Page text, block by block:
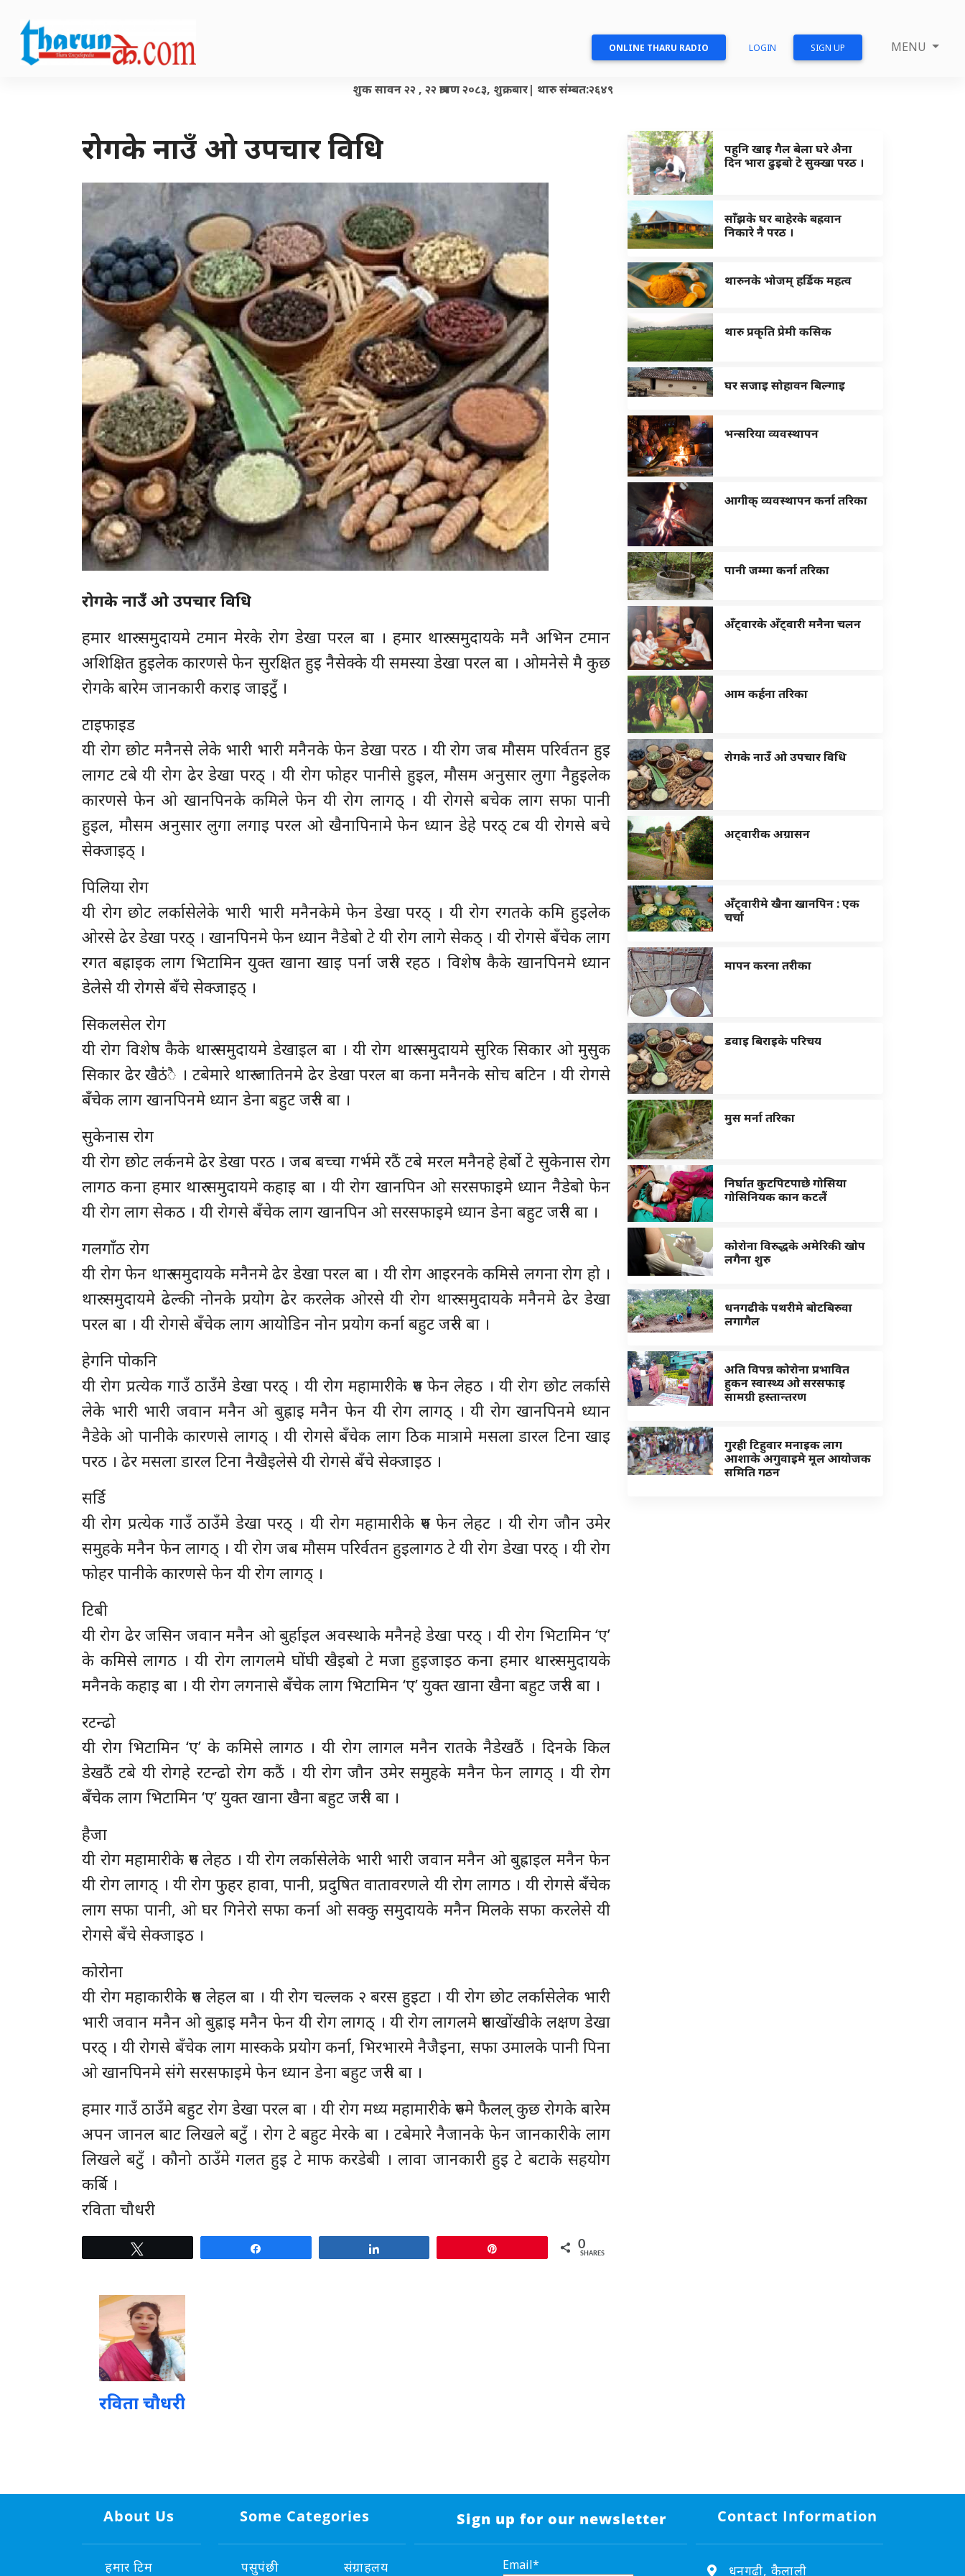
ONLINE THARU RADIO LOGIN SIGN UP MENU
शुक सावन २२ , २२ श्रावण २०८३, शुक्रबार| थारु संम्बत:२६४९
रोगके नाउँ ओ उपचार विधि
रोगके नाउँ ओ उपचार विधि
हमार थारु समुदायमे टमान मेरके रोग डेखा परल बा । हमार थारु समुदायके मनै अभिन टमान
अशिक्षित हुइलेक कारणसे फेन सुरक्षित हुइ नैसेक्के यी समस्या डेखा परल बा । ओमनेसे मै कुछ
रोगके बारेम जानकारी कराइ जाइटुँ ।
टाइफाइड
यी रोग छोट मनैनसे लेके भारी भारी मनैनके फेन डेखा परठ । यी रोग जब मौसम परिर्वतन हुइ
लागट टबे यी रोग ढेर डेखा परठ् । यी रोग फोहर पानीसे हुइल, मौसम अनुसार लुगा नैहुइलेक
कारणसे फेन ओ खानपिनके कमिले फेन यी रोग लागठ् । यी रोगसे बचेक लाग सफा पानी
हुइल, मौसम अनुसार लुगा लगाइ परल ओ खैनापिनामे फेन ध्यान डेहे परठ् टब यी रोगसे बचे
सेक्जाइठ् ।
पिलिया रोग
यी रोग छोट लर्कासेलेके भारी भारी मनैनकेमे फेन डेखा परठ् । यी रोग रगतके कमि हुइलेक
ओरसे ढेर डेखा परठ् । खानपिनमे फेन ध्यान नैडेबो टे यी रोग लागे सेकठ् । यी रोगसे बँचेक लाग
रगत बह्राइक लाग भिटामिन युक्त खाना खाइ पर्ना जरुरी रहठ । विशेष कैके खानपिनमे ध्यान
डेलेसे यी रोगसे बँचे सेक्जाइठ् ।
सिकलसेल रोग
यी रोग विशेष कैके थारु समुदायमे डेखाइल बा । यी रोग थारु समुदायमे सुरिक सिकार ओ मुसुक
सिकार ढेर खैठंै । टबेमारे थारु जातिनमे ढेर डेखा परल बा कना मनैनके सोच बटिन । यी रोगसे
बँचेक लाग खानपिनमे ध्यान डेना बहुट जरुरी बा ।
सुकेनास रोग
यी रोग छोट लर्कनमे ढेर डेखा परठ । जब बच्चा गर्भमे रठैं टबे मरल मनैनहे हेर्बो टे सुकेनास रोग
लागठ कना हमार थारु समुदायमे कहाइ बा । यी रोग खानपिन ओ सरसफाइमे ध्यान नैडेबो फेन
यी रोग लाग सेकठ । यी रोगसे बँचेक लाग खानपिन ओ सरसफाइमे ध्यान डेना बहुट जरुरी बा ।
गलगाँठ रोग
यी रोग फेन थारु समुदायके मनैनमे ढेर डेखा परल बा । यी रोग आइरनके कमिसे लगना रोग हो ।
थारु समुदायमे ढेल्की नोनके प्रयोग ढेर करलेक ओरसे यी रोग थारु समुदायके मनैनमे ढेर डेखा
परल बा । यी रोगसे बँचेक लाग आयोडिन नोन प्रयोग कर्ना बहुट जरुरी बा ।
हेगनि पोकनि
यी रोग प्रत्येक गाउँ ठाउँमे डेखा परठ् । यी रोग महामारीके रुप फेन लेहठ । यी रोग छोट लर्कासे
लेके भारी भारी जवान मनैन ओ बुह्राइ मनैन फेन यी रोग लागठ् । यी रोग खानपिनमे ध्यान
नैडेके ओ पानीके कारणसे लागठ् । यी रोगसे बँचेक लाग ठिक मात्रामे मसला डारल टिना खाइ
परठ । ढेर मसला डारल टिना नैखैइलेसे यी रोगसे बँचे सेक्जाइठ ।
सर्डि
यी रोग प्रत्येक गाउँ ठाउँमे डेखा परठ् । यी रोग महामारीके रुप फेन लेहट । यी रोग जौन उमेर
समुहके मनैन फेन लागठ् । यी रोग जब मौसम परिर्वतन हुइलागठ टे यी रोग डेखा परठ् । यी रोग
फोहर पानीके कारणसे फेन यी रोग लागठ् ।
टिबी
यी रोग ढेर जसिन जवान मनैन ओ बुर्हाइल अवस्थाके मनैनहे डेखा परठ् । यी रोग भिटामिन ‘ए’
के कमिसे लागठ । यी रोग लागलमे घोंघी खैइबो टे मजा हुइजाइठ कना हमार थारु समुदायके
मनैनके कहाइ बा । यी रोग लगनासे बँचेक लाग भिटामिन ‘ए’ युक्त खाना खैना बहुट जरुरी बा ।
रटन्ढो
यी रोग भिटामिन ‘ए’ के कमिसे लागठ । यी रोग लागल मनैन रातके नैडेखठैं । दिनके किल
डेखठैं टबे यी रोगहे रटन्ढो रोग कठैं । यी रोग जौन उमेर समुहके मनैन फेन लागठ् । यी रोग
बँचेक लाग भिटामिन ‘ए’ युक्त खाना खैना बहुट जरुरी बा ।
हैजा
यी रोग महामारीके रुप लेहठ । यी रोग लर्कासेलेके भारी भारी जवान मनैन ओ बुह्राइल मनैन फेन
यी रोग लागठ् । यी रोग फुहर हावा, पानी, प्रदुषित वातावरणले यी रोग लागठ । यी रोगसे बँचेक
लाग सफा पानी, ओ घर गिनेरो सफा कर्ना ओ सक्कु समुदायके मनैन मिलके सफा करलेसे यी
रोगसे बँचे सेक्जाइठ ।
कोरोना
यी रोग महाकारीके रुप लेहल बा । यी रोग चल्लक २ बरस हुइटा । यी रोग छोट लर्कासेलेक भारी
भारी जवान मनैन ओ बुह्राइ मनैन फेन यी रोग लागठ् । यी रोग लागलमे रुघाखोंखीके लक्षण डेखा
परठ् । यी रोगसे बँचेक लाग मास्कके प्रयोग कर्ना, भिरभारमे नैजैइना, सफा उमालके पानी पिना
ओ खानपिनमे संगे सरसफाइमे फेन ध्यान डेना बहुट जरुरी बा ।
हमार गाउँ ठाउँमे बहुट रोग डेखा परल बा । यी रोग मध्य महामारीके रुपमे फैलल् कुछ रोगके बारेम
अपन जानल बाट लिखले बटुँ । रोग टे बहुट मेरके बा । टबेमारे नैजानके फेन जानकारीके लाग
लिखले बटुँ । कौनो ठाउँमे गलत हुइ टे माफ करडेबी । लावा जानकारी हुइ टे बटाके सहयोग
कर्बि ।
रविता चौधरी
0
SHARES
रविता चौधरी
पहुनि खाइ गैल बेला घरे अ‍ैना
दिन भारा ढुइबो टे सुक्खा परठ ।
साँझके घर बाहेरके बह्रवान
निकारे नै परठ ।
थारुनके भोजम् हर्डिक महत्व
थारु प्रकृति प्रेमी कसिक
घर सजाइ सोहावन बिल्गाइ
भन्सरिया व्यवस्थापन
आगीक् व्यवस्थापन कर्ना तरिका
पानी जम्मा कर्ना तरिका
अँट्वारके अँट्वारी मनैना चलन
आम कर्हना तरिका
रोगके नाउँ ओ उपचार विधि
अट्वारीक अग्रासन
अँट्वारीमे खैना खानपिन : एक
चर्चा
मापन करना तरीका
डवाइ बिराइके परिचय
मुस मर्ना तरिका
निर्घात कुटपिटपाछे गोसिया
गोसिनियक कान कटलैं
कोरोना विरुद्धके अमेरिकी खोप
लगैना शुरु
धनगढीके पथरीमे बोटबिरुवा
लगागैल
अति विपन्न कोरोना प्रभावित
हुकन स्वास्थ्य ओ सरसफाइ
सामग्री हस्तान्तरण
गुरही टिहुवार मनाइक लाग
आशाके अगुवाइमे मूल आयोजक
समिति गठन
About Us
हमार टिम
Some Categories
पसुपंछी संग्राहलय
Sign up for our newsletter
Email*
Contact Information
धनगढी, कैलाली